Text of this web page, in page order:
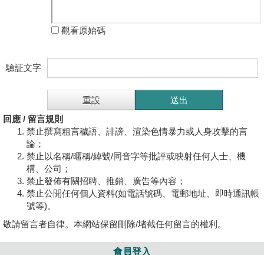
觀看原始碼
驗証文字
回應 / 留言規則
禁止撰寫粗言穢語、誹謗、渲染色情暴力或人身攻擊的言
論；
禁止以名稱/暱稱/綽號/同音字等批評或映射任何人士、機
構、公司；
禁止發佈有關招聘、推銷、廣告等內容；
禁止公開任何個人資料(如電話號碼、電郵地址、即時通訊帳
號等)。
敬請留言者自律。本網站保留刪除/堵截任何留言的權利。
會員登入